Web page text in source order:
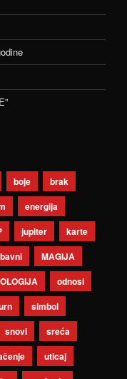
boje
brak
energija
jupiter
karte
MAGIJA
odnosi
simbol
snovi
sreća
uticaj